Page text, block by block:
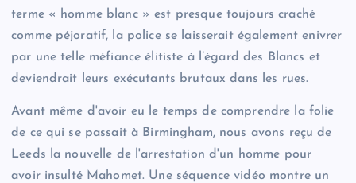
terme « homme blanc » est presque toujours craché
comme péjoratif, la police se laisserait également enivrer
par une telle méfiance élitiste à l’égard des Blancs et
deviendrait leurs exécutants brutaux dans les rues.
Avant même d'avoir eu le temps de comprendre la folie
de ce qui se passait à Birmingham, nous avons reçu de
Leeds la nouvelle de l'arrestation d'un homme pour
avoir insulté Mahomet. Une séquence vidéo montre un